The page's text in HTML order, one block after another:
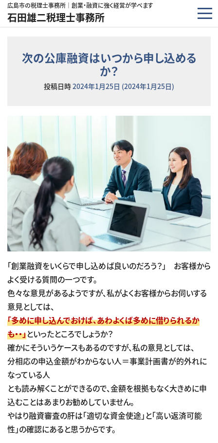
コンテンツへスキップ
広島市の税理士事務所｜創業・融資に強く経営が学べます
石田雄二税理士事務所
次の公庫融資はいつから申し込める
か？
投稿日時2024年1月25日 (2024年1月25日)
「創業融資をいくらで申し込めば良いのだろう？」 お客様から
よく受ける質問の一つです。
色々な意見があるようですが、私がよくお客様からお伺いする
意見としては、
「多めに申し込んでおけば、あわよくば多めに借りられるか
も・・」といったところでしょうか？
確かにそういうケースもあるのですが、私の意見としては、
分相応の申込金額がわからない人＝事業計画書が的外れに
なっている人
とも読み解くことができるので、金額を根拠もなく大きめに申
込むことはあまりお勧めしていません。
やはり融資審査の肝は「適切な資金使途」と「高い返済可能
性」の確認にあると思うからです。